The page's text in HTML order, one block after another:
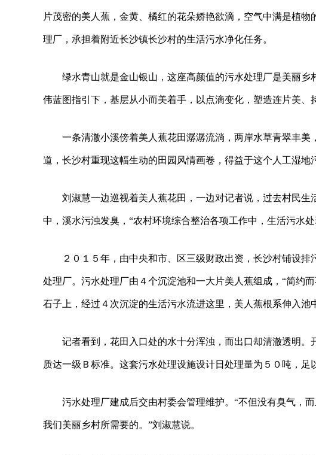
片茂密的美人蕉，金黄、橘红的花朵娇艳欲滴，空气中满是植
理厂，承担着附近长沙镇长沙村的生活污水净化任务。
绿水青山就是金山银山，这座高颜值的污水处理厂是美丽
伟蓝图指引下，基层从小而美着手，以点滴变化，塑造连片美、
一条清澈小溪傍着美人蕉花田潺潺流淌，两岸水草青翠丰
道，长沙村重现这幅生动的田园风情画卷，得益于这个人工湿地
刘淑慧一边巡视着美人蕉花田，一边对记者说，过去村民
中，溪水污浊发臭，“农村环境综合整治各项工作中，生活污水
２０１５年，由中央和市、区三级财政出资，长沙村铺设
处理厂。污水处理厂由４个沉淀池和一大片美人蕉组成，“简约
石子上，经过４次沉淀的生活污水流进这里，美人蕉根系伸入池
记者看到，花田入口处的水十分浑浊，而出口却清澈透明
质达一级Ｂ标准。这套污水处理设施设计日处理量为５０吨，足
污水处理厂建成后交由村委会管理维护。“不但没有臭气，
我们美丽乡村所需要的。”刘淑慧说。